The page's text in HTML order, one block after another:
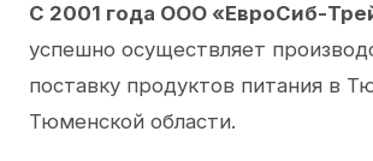
С 2001 года ООО «ЕвроСиб-
успешно осуществляет
поставку продуктов питания в
Тюменской области.